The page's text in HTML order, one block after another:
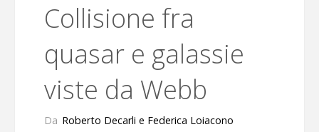
Collisione fra
quasar e galassie
viste da Webb
Da Roberto Decarli e Federica Loiacono